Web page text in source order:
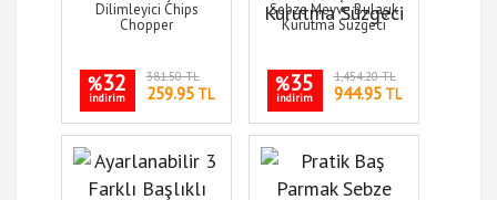
Dilimleyici Chips
Chopper
%32
indirim
381.50 TL
259.95TL
Sebze Meyve Bulaşık
Kurutma Süzgeci
%35
indirim
1,454.20 TL
944.95TL